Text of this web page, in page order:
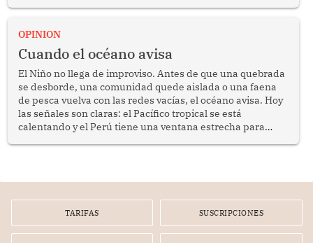
OPINION
Cuando el océano avisa
El Niño no llega de improviso. Antes de que una quebrada
se desborde, una comunidad quede aislada o una faena
de pesca vuelva con las redes vacías, el océano avisa. Hoy
las señales son claras: el Pacífico tropical se está
calentando y el Perú tiene una ventana estrecha para
TARIFAS SUSCRIPCIONES